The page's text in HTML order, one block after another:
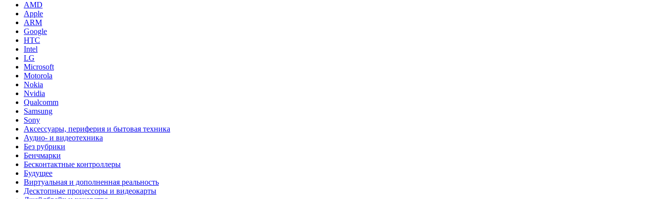
AMD
Apple
ARM
Google
HTC
Intel
LG
Microsoft
Motorola
Nokia
Nvidia
Qualcomm
Samsung
Sony
Аксессуары, периферия и бытовая техника
Аудио- и видеотехника
Без рубрики
Бенчмарки
Бесконтактные контроллеры
Будущее
Виртуальная и дополненная реальность
Десктопные процессоры и видеокарты